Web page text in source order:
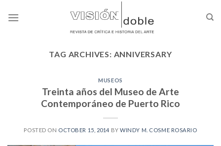
TAG ARCHIVES: ANNIVERSARY
MUSEOS
Treinta años del Museo de Arte
Contemporáneo de Puerto Rico
POSTED ON OCTOBER 15, 2014 BYWINDY M. COSME ROSARIO